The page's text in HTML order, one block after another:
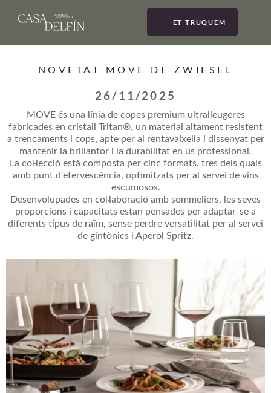
ET TRUQUEM
NOVETAT MOVE DE ZWIESEL
26/11/2025
MOVE és una línia de copes premium ultralleugeres
fabricades en cristall Tritan®, un material altament resistent
a trencaments i cops, apte per al rentavaixella i dissenyat per
mantenir la brillantor i la durabilitat en ús professional.
La col·lecció està composta per cinc formats, tres dels quals
amb punt d'efervescència, optimitzats per al servei de vins
escumosos.
Desenvolupades en col·laboració amb sommeliers, les seves
proporcions i capacitats estan pensades per adaptar-se a
diferents tipus de raïm, sense perdre versatilitat per al servei
de gintònics i Aperol Spritz.